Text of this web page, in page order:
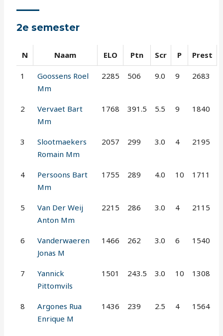
2e semester
N Naam ELO Ptn Scr P Prest
1
Goossens Roel
Mm
2285 506 9.0 9 2683
2
Vervaet Bart
Mm
1768 391.5 5.5 9 1840
3
Slootmaekers
Romain Mm
2057 299 3.0 4 2195
4
Persoons Bart
Mm
1755 289 4.0 10 1711
5
Van Der Weij
Anton Mm
2215 286 3.0 4 2115
6
Vanderwaeren
Jonas M
1466 262 3.0 6 1540
7
Yannick
Pittomvils
1501 243.5 3.0 10 1308
8
Argones Rua
Enrique M
1436 239 2.5 4 1564